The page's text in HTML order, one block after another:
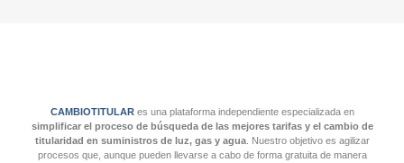
CAMBIOTITULAR es una plataforma independiente especializada en
simplificar el proceso de búsqueda de las mejores tarifas y el cambio de
titularidad en suministros de luz, gas y agua. Nuestro objetivo es agilizar
procesos que, aunque pueden llevarse a cabo de forma gratuita de manera